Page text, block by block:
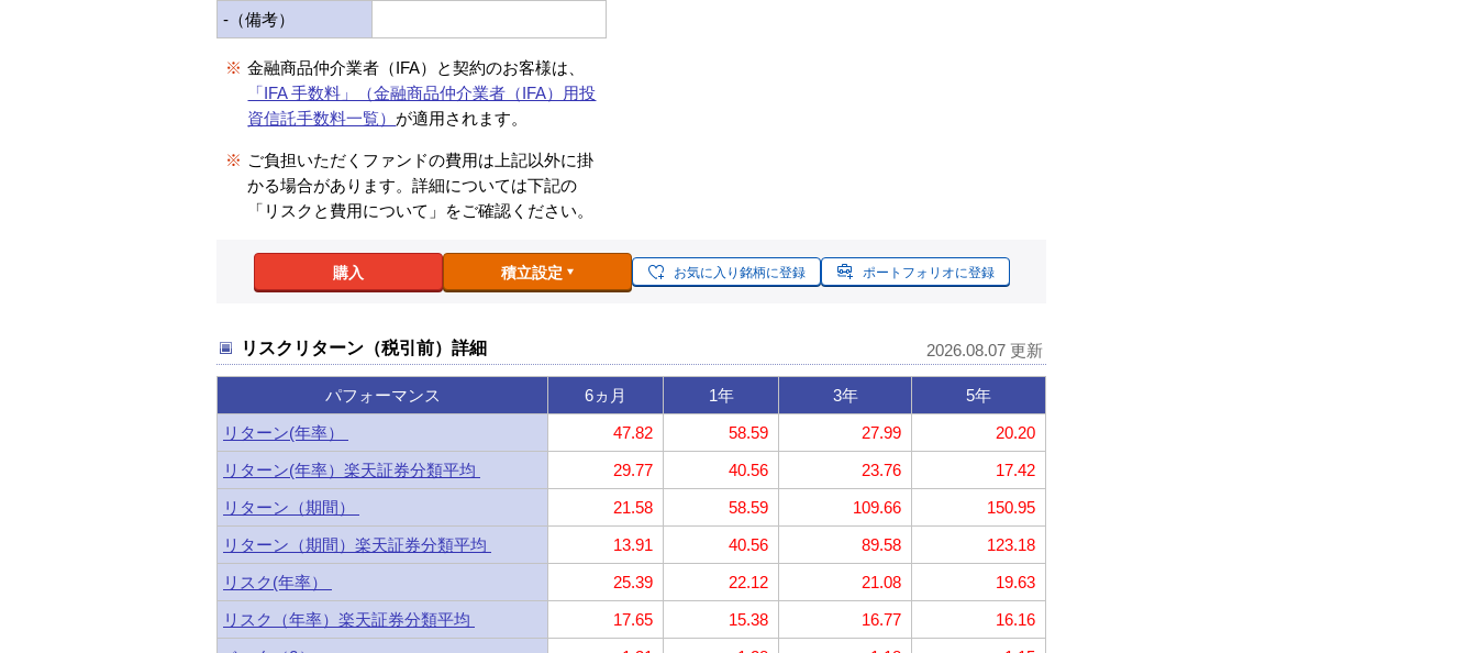
-（備考）
※ 金融商品仲介業者（IFA）と契約のお客様は、
「IFA 手数料」（金融商品仲介業者（IFA）用投
資信託手数料一覧） が適用されます。
※ ご負担いただくファンドの費用は上記以外に掛
かる場合があります。詳細については下記の
「リスクと費用について」をご確認ください。
購入 積立設定 お気に入り銘柄に登録 ポートフォリオに登録
リスクリターン（税引前）詳細 2026.08.07 更新
パフォーマンス 6ヵ月 1年 3年
5年
リターン(年率）
47.82 58.59 27.99
20.20
リターン(年率）楽天証券分類平均
29.77 40.56 23.76
17.42
リターン（期間）
21.58 58.59 109.66
150.95
リターン（期間）楽天証券分類平均
13.91 40.56 89.58
123.18
リスク(年率）
25.39 22.12 21.08
19.63
リスク（年率）楽天証券分類平均
17.65 15.38 16.77
16.16